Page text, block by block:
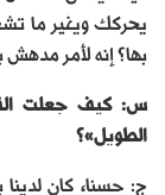
يحركك ويغير ما
بها؟ إنه لأمر مدهش
س: كيف جعلت
الطويل»؟
ج: حسنا، كان